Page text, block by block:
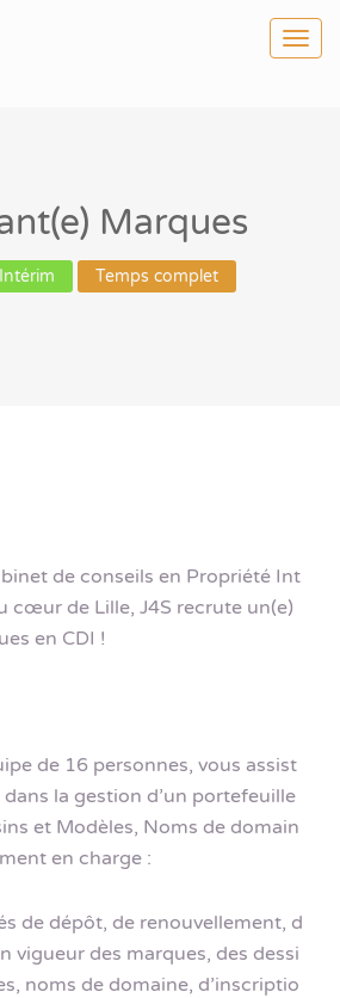
Marques
Intérim Temps complet
de conseils en Propriété Int
cœur de Lille, J4S recrute un(e)
en CDI !
de 16 personnes, vous assist
la gestion d’un portefeuille
et Modèles, Noms de domain
en charge :
de dépôt, de renouvellement, d
vigueur des marques, des dessi
noms de domaine, d’inscriptio